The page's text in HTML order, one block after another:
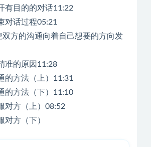
有目的的对话11:22
对话过程05:21
双方的沟通向着自己想要的方向发
准的原因11:28
的方法（上）11:31
的方法（下）11:10
对方（上）08:52
对方（下）